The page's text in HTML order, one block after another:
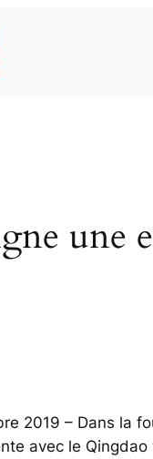
une
2019 – Dans la
avec le